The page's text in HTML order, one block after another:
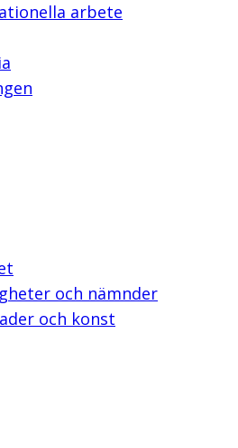
arbete
och nämnder
och konst